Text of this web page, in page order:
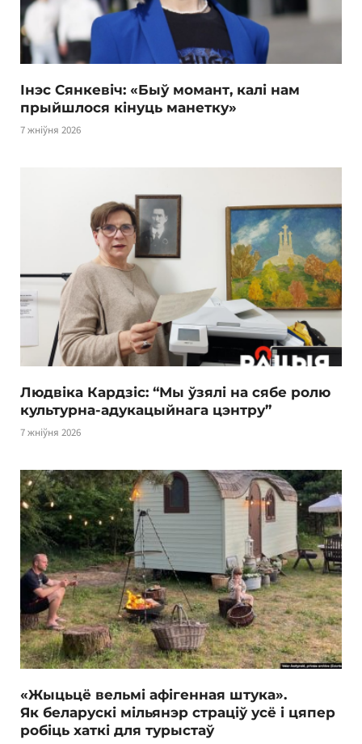
Інэс Сянкевіч: «Быў момант, калі нам
прыйшлося кінуць манетку»
7 жніўня 2026
Людвіка Кардзіс: “Мы ўзялі на сябе ролю
культурна-адукацыйнага цэнтру”
7 жніўня 2026
«Жыцьцё вельмі афігенная штука».
Як беларускі мільянэр страціў усё і цяпер
робіць хаткі для турыстаў